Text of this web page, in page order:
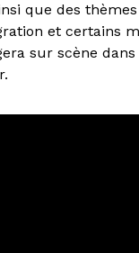
que des
et certains
sur scène